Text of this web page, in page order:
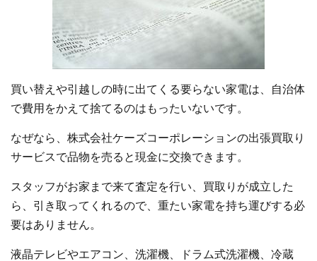
買い替えや引越しの時に出てくる要らない家電は、自治体
で費用をかえて捨てるのはもったいないです。
なぜなら、株式会社ケーズコーポレーションの出張買取り
サービスで品物を売ると現金に交換できます。
スタッフがお家まで来て査定を行い、買取りが成立した
ら、引き取ってくれるので、重たい家電を持ち運びする必
要はありません。
液晶テレビやエアコン、洗濯機、ドラム式洗濯機、冷蔵